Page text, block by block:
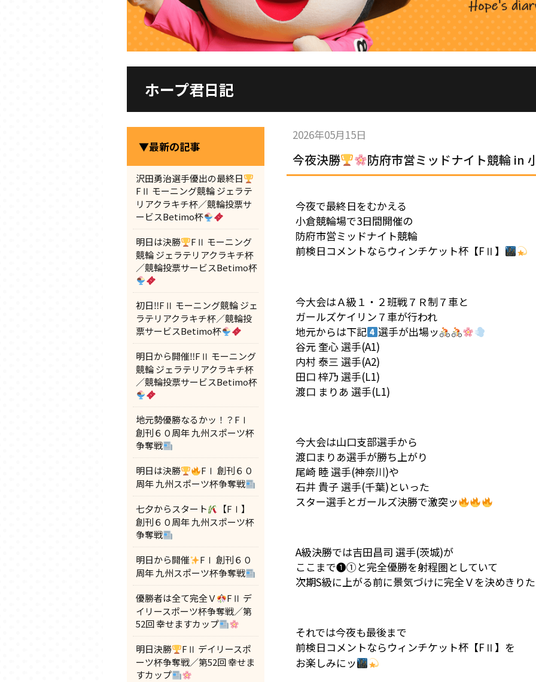
ホープ君日記
▼最新の記事
沢田勇治選手優出の最終日
FⅡ モーニング競輪 ジェラテ
リアクラキチ杯／競輪投票サ
ービスBetimo杯
明日は決勝
FⅡ モーニング
競輪 ジェラテリアクラキチ杯
／競輪投票サービスBetimo杯
初日‼FⅡ モーニング競輪 ジェ
ラテリアクラキチ杯／競輪投
票サービスBetimo杯
明日から開催‼FⅡ モーニング
競輪 ジェラテリアクラキチ杯
／競輪投票サービスBetimo杯
地元勢優勝なるかッ！？FⅠ
創刊６０周年 九州スポーツ杯
争奪戦
明日は決勝
FⅠ 創刊６０
周年 九州スポーツ杯争奪戦
七夕からスタート
【FⅠ】
創刊６０周年 九州スポーツ杯
争奪戦
明日から開催
FⅠ 創刊６０
周年 九州スポーツ杯争奪戦
優勝者は全て完全Ｖ
FⅡ デ
イリースポーツ杯争奪戦／第
52回 幸せますカップ
明日決勝
FⅡ デイリースポ
ーツ杯争奪戦／第52回 幸せま
すカップ
2026年05月15日
今夜決勝 防府市営ミッドナイト競輪 in
今夜で最終日をむかえる
小倉競輪場で3日間開催の
防府市営ミッドナイト競輪
前検日コメントならウィンチケット杯【FⅡ】
今大会はＡ級１・２班戦７Ｒ制７車と
ガールズケイリン７車が行われ
地元からは下記
選手が出場ッ
谷元 奎心 選手(A1)
内村 泰三 選手(A2)
田口 梓乃 選手(L1)
渡口 まりあ 選手(L1)
今大会は山口支部選手から
渡口まりあ選手が勝ち上がり
尾崎 睦 選手(神奈川)や
石井 貴子 選手(千葉)といった
スター選手とガールズ決勝で激突ッ
A級決勝では吉田昌司 選手(茨城)が
ここまで❶①と完全優勝を射程圏としていて
次期S級に上がる前に景気づけに完全Ｖを決めきり
それでは今夜も最後まで
前検日コメントならウィンチケット杯【FⅡ】を
お楽しみにッ